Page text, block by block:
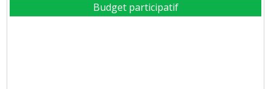
Budget participatif